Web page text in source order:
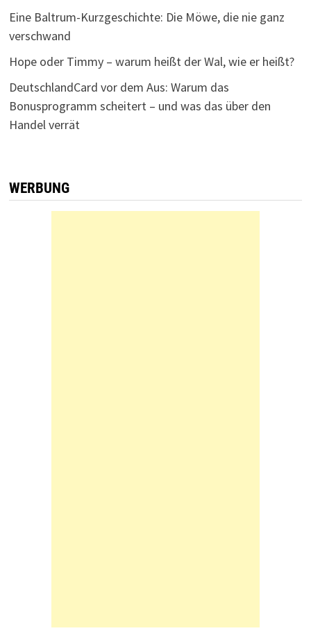
Eine Baltrum-Kurzgeschichte: Die Möwe, die nie ganz
verschwand
Hope oder Timmy – warum heißt der Wal, wie er heißt?
DeutschlandCard vor dem Aus: Warum das
Bonusprogramm scheitert – und was das über den
Handel verrät
WERBUNG